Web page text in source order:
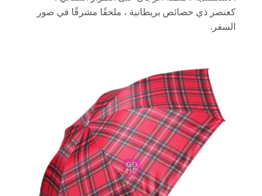
كعنصر ذي خصائص بريطانية ، ملحقًا مشرقًا في صور
السفر.